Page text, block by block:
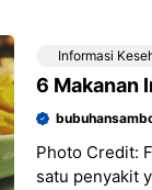
Informasi
6 Makanan
Photo Credit:
satu penyakit